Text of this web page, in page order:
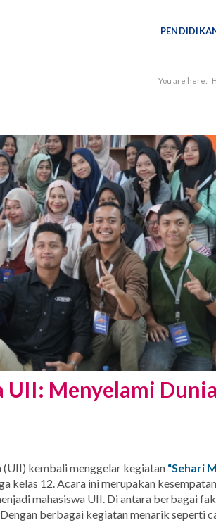
You are here:
UII: Menyelami
(UII) kembali menggelar kegiatan “Sehari
kelas 12. Acara ini merupakan
mahasiswa UII. Di antara berbagai
berbagai kegiatan menarik seperti